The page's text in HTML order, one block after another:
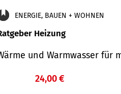
ENERGIE, BAUEN + WOHNEN
Heizung
und Warmwasser für
24,00 €